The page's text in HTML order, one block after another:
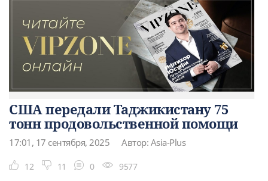
США передали Таджикистану 75
тонн продовольственной помощи
17:01, 17 сентября, 2025 Автор: Asia-Plus
12 11 0 9577